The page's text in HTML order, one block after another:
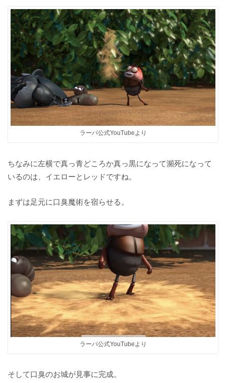
ラーバ公式YouTubeより
ちなみに左横で真っ青どころか真っ黒になって瀕死になって
いるのは、イエローとレッドですね。
まずは足元に口臭魔術を宿らせる。
ラーバ公式YouTubeより
そして口臭のお城が見事に完成。